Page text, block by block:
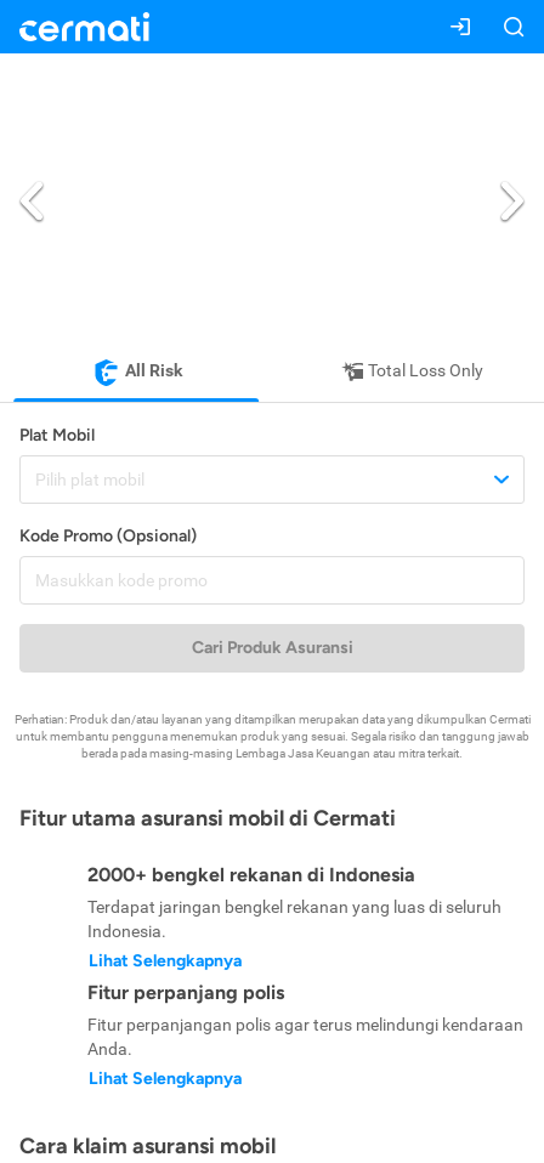
All Risk Total Loss Only
Plat Mobil
Pilih plat mobil
Kode Promo (Opsional)
Cari Produk Asuransi
Perhatian: Produk dan/atau layanan yang ditampilkan merupakan data yang dikumpulkan Cermati
untuk membantu pengguna menemukan produk yang sesuai. Segala risiko dan tanggung jawab
berada pada masing-masing Lembaga Jasa Keuangan atau mitra terkait.
Fitur utama asuransi mobil di Cermati
2000+ bengkel rekanan di Indonesia
Terdapat jaringan bengkel rekanan yang luas di seluruh
Indonesia.
Lihat Selengkapnya
Fitur perpanjang polis
Fitur perpanjangan polis agar terus melindungi kendaraan
Anda.
Lihat Selengkapnya
Cara klaim asuransi mobil